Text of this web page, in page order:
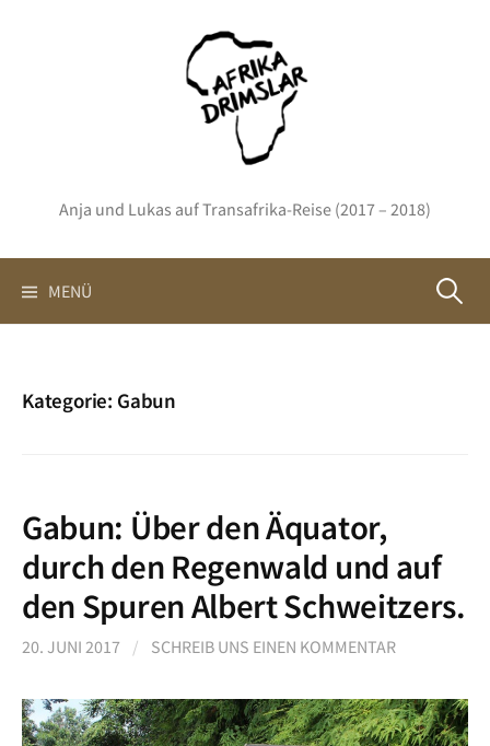
Anja und Lukas auf Transafrika-Reise (2017 – 2018)
MENÜ Suchen
Kategorie: Gabun
Gabun: Über den Äquator,
durch den Regenwald und auf
den Spuren Albert Schweitzers.
20. JUNI 2017 / SCHREIB UNS EINEN KOMMENTAR